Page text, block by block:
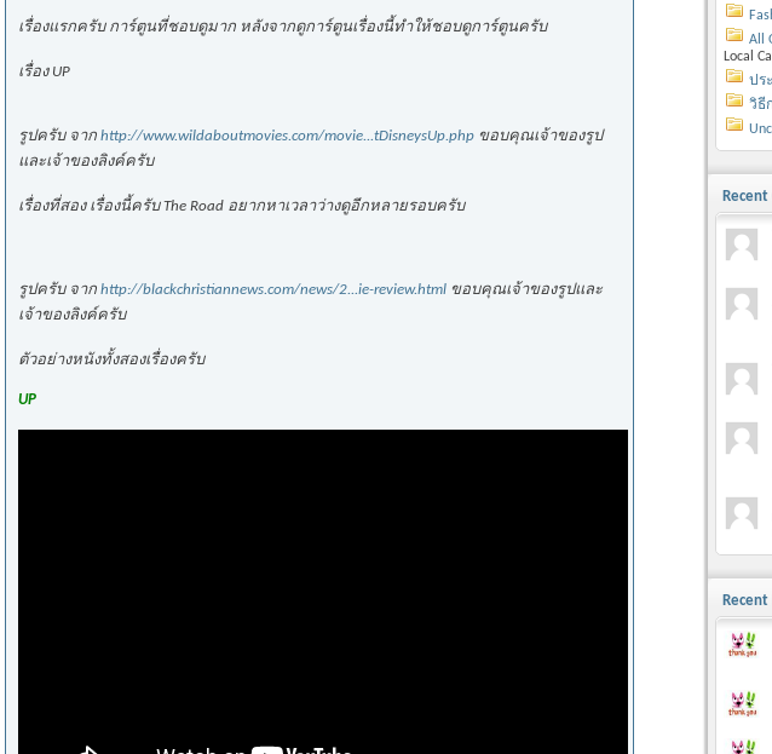
เรื่องแรกครับ การ์ตูนที่ชอบดูมาก หลังจากดูการ์ตูนเรื่องนี้ทำให้ชอบดูการ์ตูนครับ
เรื่อง UP
รูปครับ จาก http://www.wildaboutmovies.com/movie...tDisneysUp.phpขอบคุณเจ้าของรูป
และเจ้าของลิงค์ครับ
เรื่องที่สอง เรื่องนี้ครับ The Road อยากหาเวลาว่างดูอีกหลายรอบครับ
รูปครับ จาก http://blackchristiannews.com/news/2...ie-review.htmlขอบคุณเจ้าของรูปและ
เจ้าของลิงค์ครับ
ตัวอย่างหนังทั้งสองเรื่องครับ
UP
All
Local
ปร
วิธี
Recent